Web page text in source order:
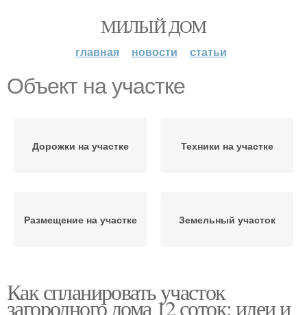
МИЛЫЙ ДОМ
главная новости статьи
Объект на участке
Дорожки на участке Техники на участке
Размещение на участке Земельный участок
Как спланировать участок
загородного дома 12 соток: идеи и